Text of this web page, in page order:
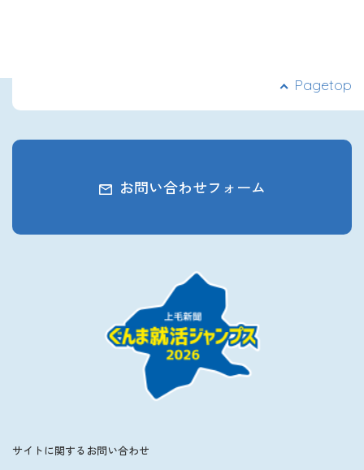
お問い合わせフォーム
サイトに関するお問い合わせ
Pagetop